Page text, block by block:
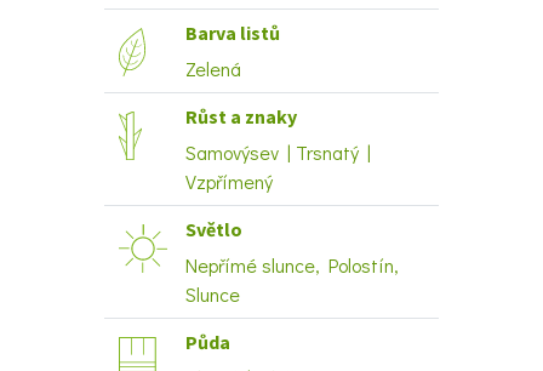
Barva listů
Zelená
Růst a znaky
Samovýsev | Trsnatý |
Vzpřímený
Světlo
Nepřímé slunce, Polostín,
Slunce
Půda